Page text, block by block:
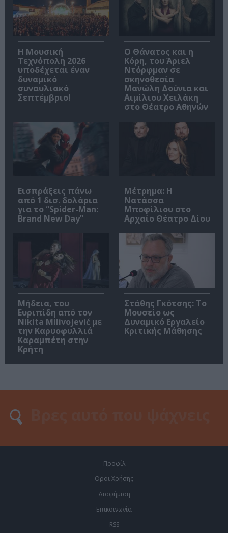
Η Μουσική
Τεχνόπολη 2026
υποδέχεται έναν
δυναμικό
συναυλιακό
Σεπτέμβριο!
Ο Θάνατος και η
Κόρη, του Άριελ
Ντόρφμαν σε
σκηνοθεσία
Μανώλη Δούνια και
Αιμίλιου Χειλάκη
στο Θέατρο Αθηνών
Εισπράξεις πάνω
από 1 δισ. δολάρια
για το “Spider-Man:
Brand New Day”
Μέτρημα: Η
Νατάσσα
Μποφίλιου στο
Αρχαίο Θέατρο Δίου
Μήδεια, του
Ευριπίδη από τον
Nikita Milivojević με
την Καρυοφυλλιά
Καραμπέτη στην
Κρήτη
Στάθης Γκότσης: Το
Μουσείο ως
Δυναμικό Εργαλείο
Κριτικής Μάθησης
Προφίλ
Οροι Χρήσης
Διαφήμιση
Επικοινωνία
RSS